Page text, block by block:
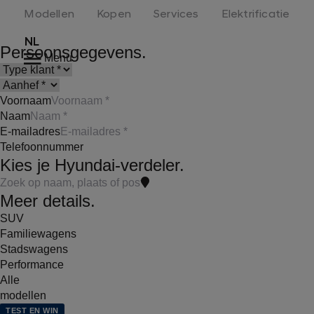
Modellen Kopen Services Elektrificatie
NL
Menu
Persoonsgegevens.
Voornaam
Naam
E-mailadres
Telefoonnummer
Kies je Hyundai-verdeler.
Meer details.
SUV
Familiewagens
Stadswagens
Performance
Alle
modellen
TEST EN WIN